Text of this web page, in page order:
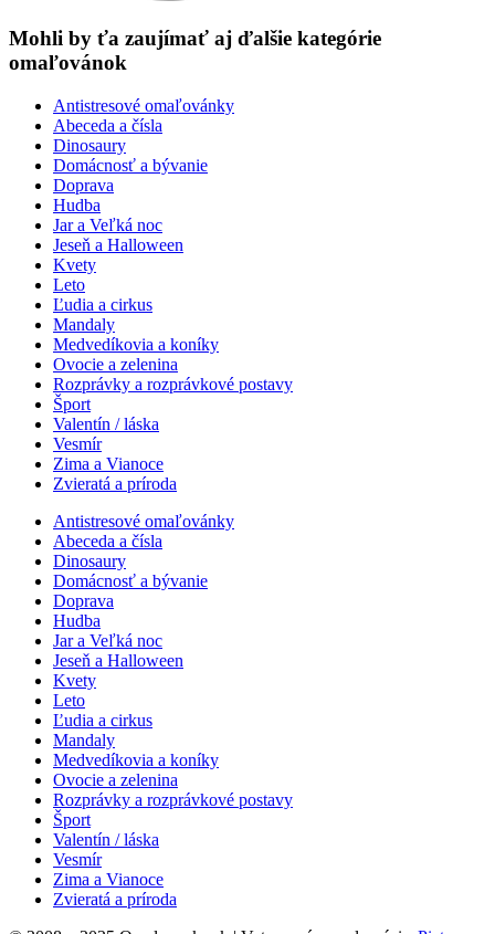
Mohli by ťa zaujímať aj ďalšie kategórie
omaľovánok
Antistresové omaľovánky
Abeceda a čísla
Dinosaury
Domácnosť a bývanie
Doprava
Hudba
Jar a Veľká noc
Jeseň a Halloween
Kvety
Leto
Ľudia a cirkus
Mandaly
Medvedíkovia a koníky
Ovocie a zelenina
Rozprávky a rozprávkové postavy
Šport
Valentín / láska
Vesmír
Zima a Vianoce
Zvieratá a príroda
Antistresové omaľovánky
Abeceda a čísla
Dinosaury
Domácnosť a bývanie
Doprava
Hudba
Jar a Veľká noc
Jeseň a Halloween
Kvety
Leto
Ľudia a cirkus
Mandaly
Medvedíkovia a koníky
Ovocie a zelenina
Rozprávky a rozprávkové postavy
Šport
Valentín / láska
Vesmír
Zima a Vianoce
Zvieratá a príroda